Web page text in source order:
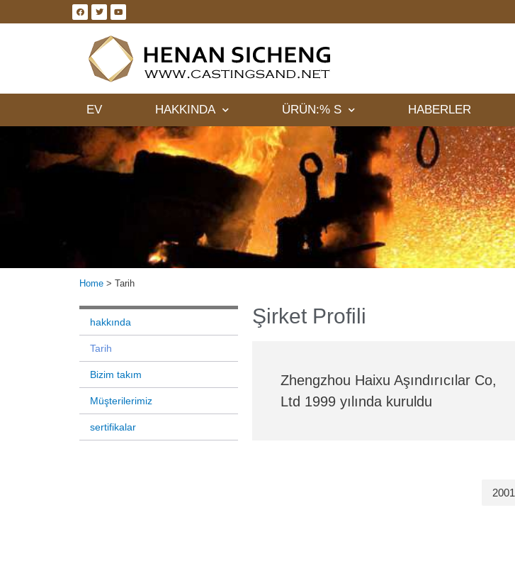
EV HAKKINDA ÜRÜN:% S HABERLER
Home > Tarih
hakkında
Tarih
Bizim takım
Müşterilerimiz
sertifikalar
Şirket Profili
Zhengzhou Haixu Aşındırıcılar Co,
Ltd 1999 yılında kuruldu
2001